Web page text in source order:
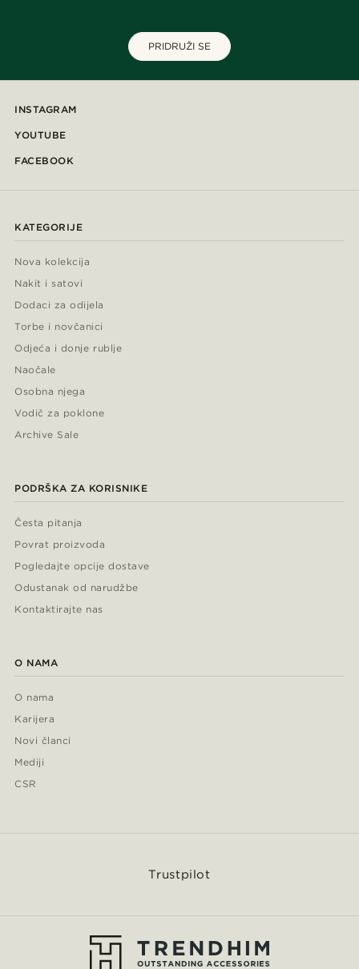
PRIDRUŽI SE
INSTAGRAM
YOUTUBE
FACEBOOK
KATEGORIJE
Nova kolekcija
Nakit i satovi
Dodaci za odijela
Torbe i novčanici
Odjeća i donje rublje
Naočale
Osobna njega
Vodič za poklone
Archive Sale
PODRŠKA ZA KORISNIKE
Česta pitanja
Povrat proizvoda
Pogledajte opcije dostave
Odustanak od narudžbe
Kontaktirajte nas
O NAMA
O nama
Karijera
Novi članci
Mediji
CSR
Trustpilot